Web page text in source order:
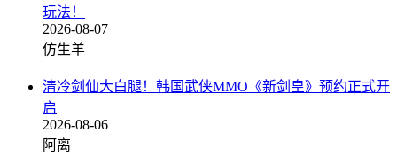
玩法！
2026-08-07
仿生羊
清冷剑仙大白腿！韩国武侠MMO《新剑皇》预约正式开
启
2026-08-06
阿离